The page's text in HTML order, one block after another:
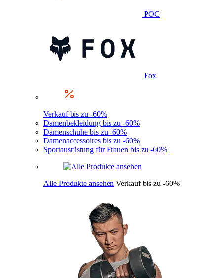
POC
Fox
Verkauf bis zu -60%
Damenbekleidung bis zu -60%
Damenschuhe bis zu -60%
Damenaccessoires bis zu -60%
Sportausrüstung für Frauen bis zu -60%
Alle Produkte ansehen Verkauf bis zu -60%